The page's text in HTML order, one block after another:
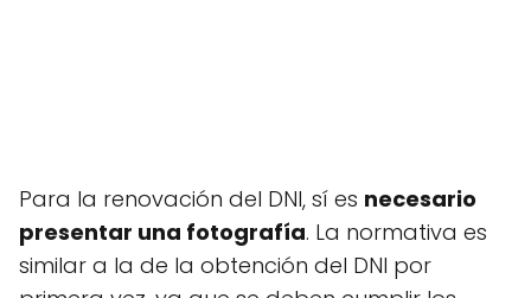
Para la renovación del DNI, sí es necesario
presentar una fotografía. La normativa es
similar a la de la obtención del DNI por